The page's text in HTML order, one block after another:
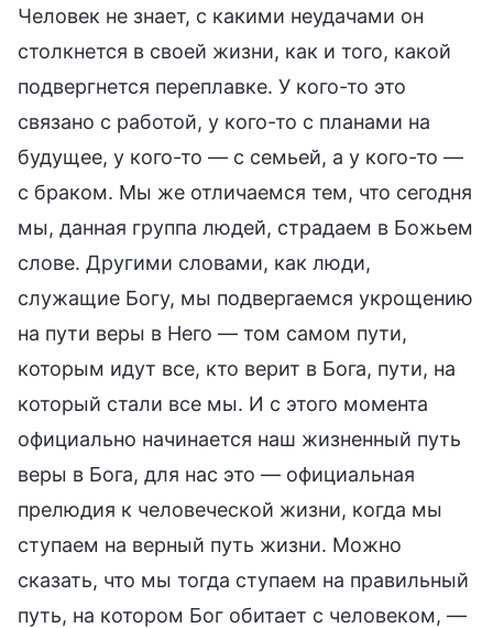
Человек не знает, с какими неудачами он
столкнется в своей жизни, как и того, какой
подвергнется переплавке. У кого-то это
связано с работой, у кого-то с планами на
будущее, у кого-то — с семьей, а у кого-то —
с браком. Мы же отличаемся тем, что сегодня
мы, данная группа людей, страдаем в Божьем
слове. Другими словами, как люди,
служащие Богу, мы подвергаемся укрощению
на пути веры в Него — том самом пути,
которым идут все, кто верит в Бога, пути, на
который стали все мы. И с этого момента
официально начинается наш жизненный путь
веры в Бога, для нас это — официальная
прелюдия к человеческой жизни, когда мы
ступаем на верный путь жизни. Можно
сказать, что мы тогда ступаем на правильный
путь, на котором Бог обитает с человеком, —